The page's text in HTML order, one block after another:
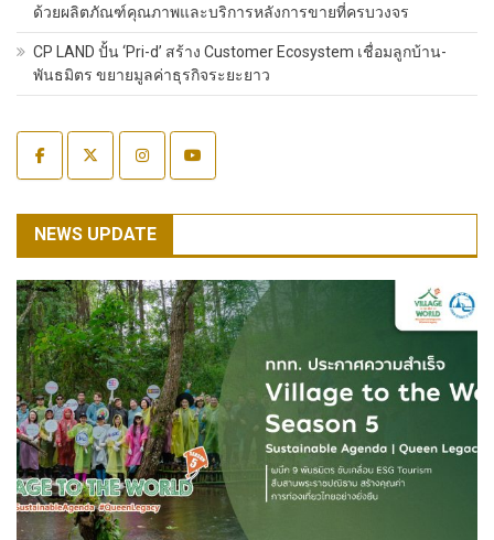
ด้วยผลิตภัณฑ์คุณภาพและบริการหลังการขายที่ครบวงจร
CP LAND ปั้น ‘Pri-d’ สร้าง Customer Ecosystem เชื่อมลูกบ้าน-
พันธมิตร ขยายมูลค่าธุรกิจระยะยาว
NEWS UPDATE